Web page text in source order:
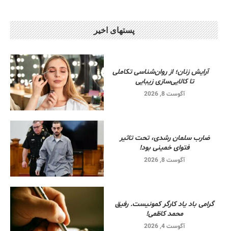
پستهای اخیر
آرایش زنان؛ از روان‌شناسی تکاملی
تا کالایی‌سازی زیبایی
آگوست 8, 2026
ضارب سلمان رشدی، تحت تاثیر
فتوای خمینی بود!
آگوست 8, 2026
گرامی باد یاد کارگر کمونیست. رفیق
محمد کاظمی!
آگوست 4, 2026